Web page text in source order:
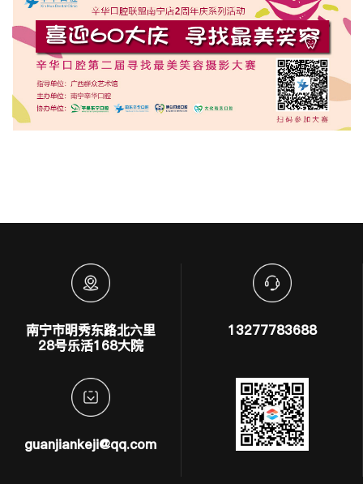
南宁市明秀东路北六里
28号乐活168大院
13277783688
guanjiankeji@qq.com